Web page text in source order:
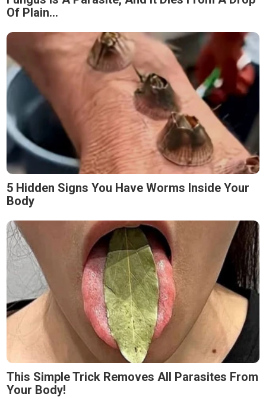
Of Plain...
5 Hidden Signs You Have Worms Inside Your
Body
This Simple Trick Removes All Parasites From
Your Body!